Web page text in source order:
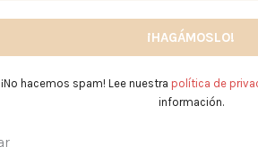
¡No hacemos spam! Lee nuestra política de
información.